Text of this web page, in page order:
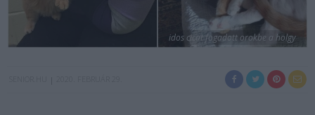
idos cicat fogadott orokbe a holgy